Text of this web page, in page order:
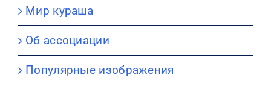
Мир кураша
Об ассоциации
Популярные изображения